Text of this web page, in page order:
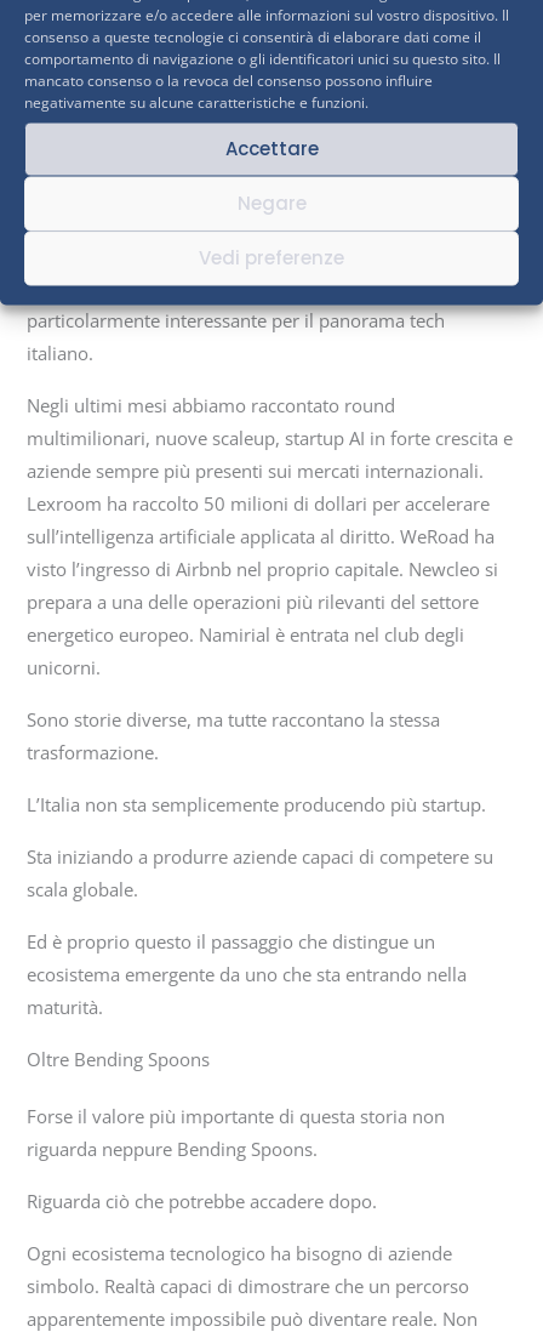
per memorizzare e/o accedere alle informazioni sul vostro dispositivo. Il
consenso a queste tecnologie ci consentirà di elaborare dati come il
comportamento di navigazione o gli identificatori unici su questo sito. Il
mancato consenso o la revoca del consenso possono influire
negativamente su alcune caratteristiche e funzioni.
Accettare
Negare
Vedi preferenze
ancora più in grande.”
Max Brigida – Founder La Tech Made in Italy
& Italian Tech Landscape
Un ecosistema che sta crescendo
La possibile quotazione arriva in un momento
particolarmente interessante per il panorama tech
italiano.
Negli ultimi mesi abbiamo raccontato round
multimilionari, nuove scaleup, startup AI in forte crescita e
aziende sempre più presenti sui mercati internazionali.
Lexroom ha raccolto 50 milioni di dollari per accelerare
sull’intelligenza artificiale applicata al diritto. WeRoad ha
visto l’ingresso di Airbnb nel proprio capitale. Newcleo si
prepara a una delle operazioni più rilevanti del settore
energetico europeo. Namirial è entrata nel club degli
unicorni.
Sono storie diverse, ma tutte raccontano la stessa
trasformazione.
L’Italia non sta semplicemente producendo più startup.
Sta iniziando a produrre aziende capaci di competere su
scala globale.
Ed è proprio questo il passaggio che distingue un
ecosistema emergente da uno che sta entrando nella
maturità.
Oltre Bending Spoons
Forse il valore più importante di questa storia non
riguarda neppure Bending Spoons.
Riguarda ciò che potrebbe accadere dopo.
Ogni ecosistema tecnologico ha bisogno di aziende
simbolo. Realtà capaci di dimostrare che un percorso
apparentemente impossibile può diventare reale. Non